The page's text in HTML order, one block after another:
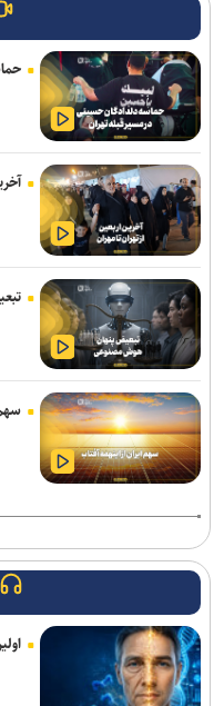
تخصصی دانشگاه‌ها
ابلاغ دستور جدید وزارت علوم
ضرورت تقویت بودجه
جهان/ دانشگاه نسل سوم و
آغاز ترم جدید دانشگاه
از ۲۸ شهریور آغاز می‌شود
اربعین ۱۴۰۵؛ از
شورای عالی انقلاب فرهنگی